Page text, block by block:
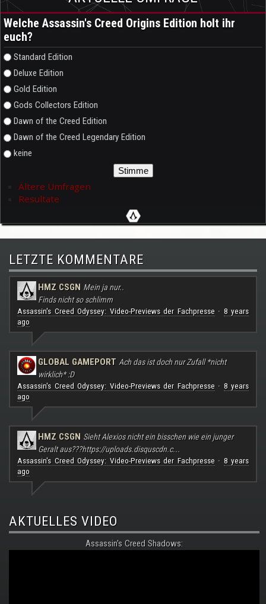
Welche Assassin's Creed Origins Edition holt ihr
euch?
Auswahlmöglichkeiten
Standard Edition
Deluxe Edition
Gold Edition
Gods Collectors Edition
Dawn of the Creed Edition
Dawn of the Creed Legendary Edition
keine
Ältere Umfragen
Resultate
LETZTE KOMMENTARE
HMZ CSGN Mein ja nur..
Finds nicht so schlimm
Assassin's Creed Odyssey: Video-Previews der Fachpresse· 8 years
ago
GLOBAL GAMEPORT Ach das ist doch nur Zufall *nicht
wirklich* :D
Assassin's Creed Odyssey: Video-Previews der Fachpresse· 8 years
ago
HMZ CSGN Sieht Alexios nicht ein bisschen wie ein junger
Geralt aus???https://uploads.disquscdn.c...
Assassin's Creed Odyssey: Video-Previews der Fachpresse· 8 years
ago
AKTUELLES VIDEO
Assassin's Creed Shadows: